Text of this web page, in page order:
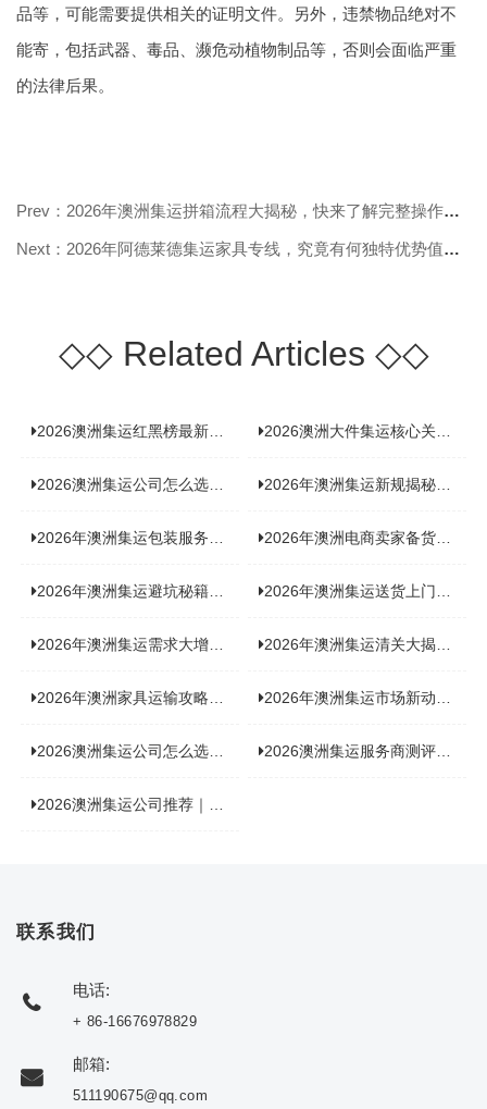
品等，可能需要提供相关的证明文件。另外，违禁物品绝对不
能寄，包括武器、毒品、濒危动植物制品等，否则会面临严重
的法律后果。
Prev：2026年澳洲集运拼箱流程大揭秘，快来了解完整操作步骤！
Next：2026年阿德莱德集运家具专线，究竟有何独特优势值得关注？
◇◇Related Articles ◇◇
2026澳洲集运红黑榜最新实测：5 家平台真实体验，华人留学生避坑指南 2026澳洲大件集运核心关注点：清关实力与适配服务商深度推荐
2026澳洲集运公司怎么选？实测5家热门渠道，奥飞国际物流凭什么圈粉无数 2026年澳洲集运新规揭秘：究竟要不要交增值税？
2026年澳洲集运包装服务揭秘：究竟好不好，答案即将揭晓！ 2026年澳洲电商卖家备货集运，背后藏着哪些物流新机遇？
2026年澳洲集运避坑秘籍大公开！这份避雷指南你不能错过 2026年澳洲集运送货上门服务怎么选：靠谱品牌选型指南
2026年澳洲集运需求大增！中澳原产地证办理攻略来了 2026年澳洲集运清关大揭秘：究竟需要哪些关键单据？
2026年澳洲家具运输攻略大揭秘，这些干货分享不容错过！ 2026年澳洲集运市场新动态：到底能不能寄奶粉？
2026澳洲集运公司怎么选？海关新规下的避坑指南与实力排名 2026澳洲集运服务商测评榜单，优质合规机构选型参考
2026澳洲集运公司推荐｜个人 / 跨境商家选品攻略
联系我们
电话:
+ 86-16676978829
邮箱:
511190675@qq.com